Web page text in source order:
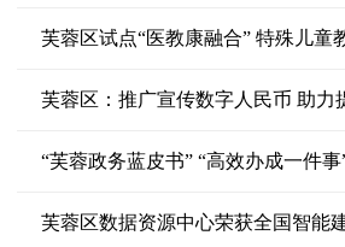
芙蓉区试点“医教康融合” 特殊儿童
芙蓉区：推广宣传数字人民币 助力
“芙蓉政务蓝皮书” “高效办成一件
芙蓉区数据资源中心荣获全国智能